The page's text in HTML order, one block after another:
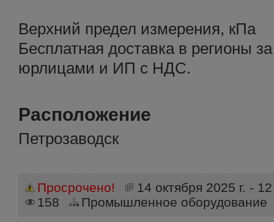
Верхний предел измерения, кПа
Бесплатная доставка в регионы
юрлицами и ИП с НДС.
Расположение
Петрозаводск
Просрочено!
14 октября 2025 г. -
158
Промышленное оборудование